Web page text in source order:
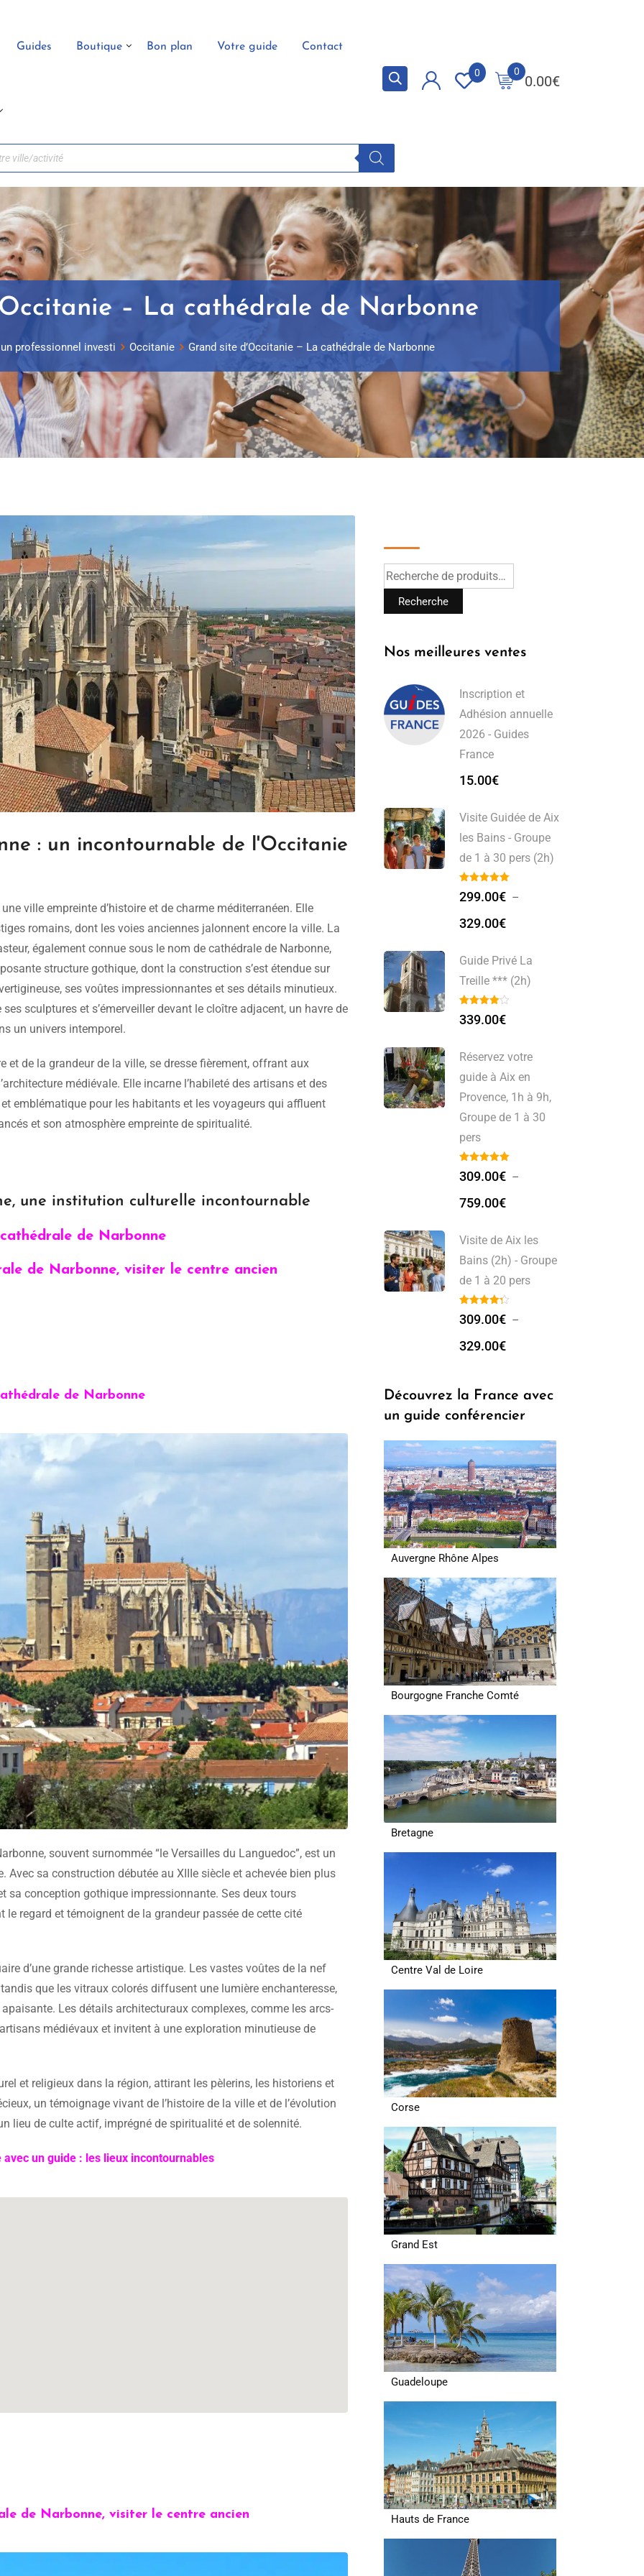
Guides Boutique Bon plan Votre guide Contact
0.00€
0
0
– La cathédrale de Narbonne
professionnel investi Occitanie Grand site d’Occitanie – La cathédrale de Narbonne
: un incontournable de l'Occitanie
ville empreinte d’histoire et de charme méditerranéen. Elle
romains, dont les voies anciennes jalonnent encore la ville. La
également connue sous le nom de cathédrale de Narbonne,
structure gothique, dont la construction s’est étendue sur
ses voûtes impressionnantes et ses détails minutieux.
sculptures et s’émerveiller devant le cloître adjacent, un havre de
un univers intemporel.
et de la grandeur de la ville, se dresse fièrement, offrant aux
médiévale. Elle incarne l’habileté des artisans et des
emblématique pour les habitants et les voyageurs qui affluent
et son atmosphère empreinte de spiritualité.
une institution culturelle incontournable
de Narbonne
de Narbonne, visiter le centre ancien
de Narbonne
souvent surnommée “le Versailles du Languedoc”, est un
Avec sa construction débutée au XIIIe siècle et achevée bien plus
sa conception gothique impressionnante. Ses deux tours
regard et témoignent de la grandeur passée de cette cité
d’une grande richesse artistique. Les vastes voûtes de la nef
que les vitraux colorés diffusent une lumière enchanteresse,
Les détails architecturaux complexes, comme les arcs-
médiévaux et invitent à une exploration minutieuse de
et religieux dans la région, attirant les pèlerins, les historiens et
un témoignage vivant de l’histoire de la ville et de l’évolution
lieu de culte actif, imprégné de spiritualité et de solennité.
avec un guide : les lieux incontournables
de Narbonne, visiter le centre ancien
Recherche
Nos meilleures ventes
Inscription et
Adhésion annuelle
2026 - Guides
France
15.00€
Visite Guidée de Aix
les Bains - Groupe
de 1 à 30 pers (2h)
299.00€ –
329.00€
Guide Privé La
Treille *** (2h)
339.00€
Réservez votre
guide à Aix en
Provence, 1h à 9h,
Groupe de 1 à 30
pers
309.00€ –
759.00€
Visite de Aix les
Bains (2h) - Groupe
de 1 à 20 pers
309.00€ –
329.00€
Découvrez la France avec
un guide conférencier
Auvergne Rhône Alpes
Bourgogne Franche Comté
Bretagne
Centre Val de Loire
Corse
Grand Est
Guadeloupe
Hauts de France